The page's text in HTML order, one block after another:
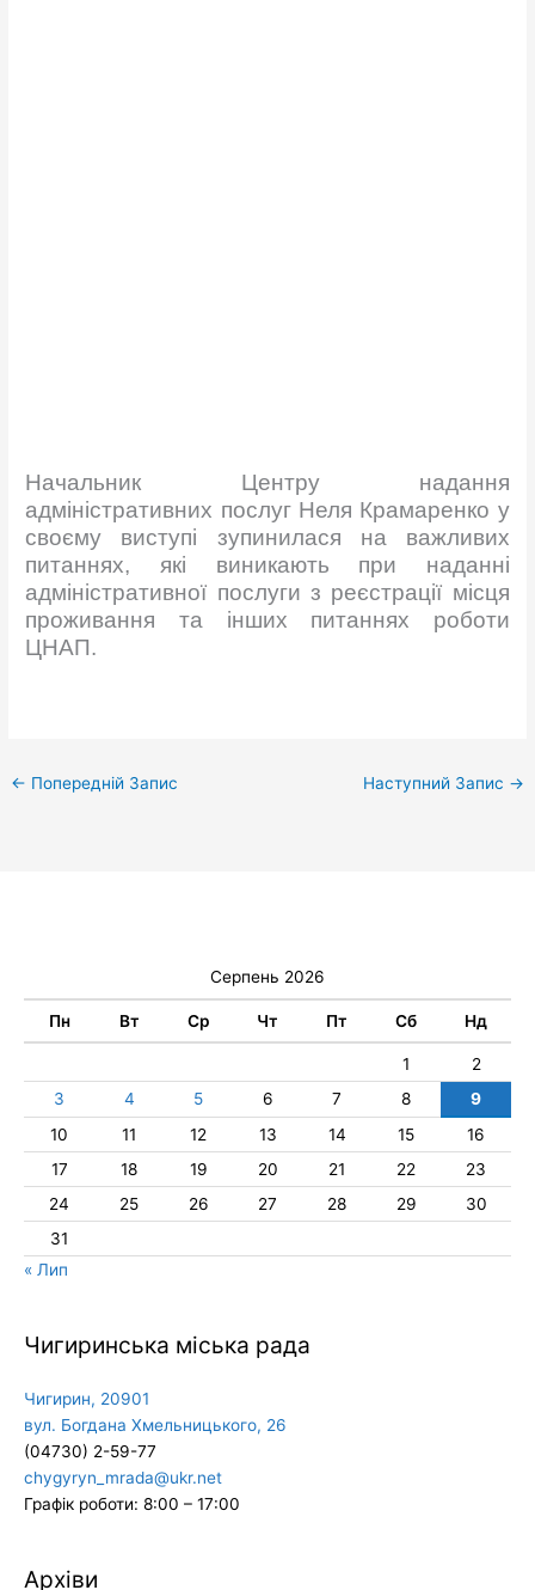
Начальник Центру надання
адміністративних послуг Неля Крамаренко у
своєму виступі зупинилася на важливих
питаннях, які виникають при наданні
адміністративної послуги з реєстрації місця
проживання та інших питаннях роботи
ЦНАП.
← Попередній Запис Наступний Запис →
Серпень 2026
Пн Вт Ср Чт Пт Сб Нд
1
2
3
4 5 6 7 8
9
10
11 12 13 14 15
16
17
18 19 20 21 22
23
24
25 26 27 28 29
30
31
« Лип
Чигиринська міська рада
Чигирин, 20901
вул. Богдана Хмельницького, 26
(04730) 2-59-77
chygyryn_mrada@ukr.net
Графік роботи: 8:00 – 17:00
Архіви
Архіви